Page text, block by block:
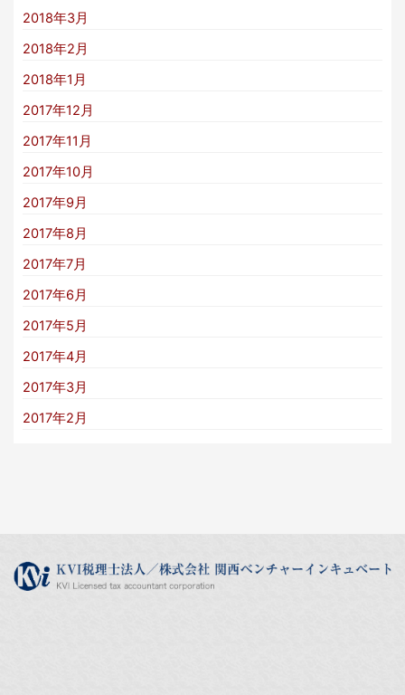
2018年3月
2018年2月
2018年1月
2017年12月
2017年11月
2017年10月
2017年9月
2017年8月
2017年7月
2017年6月
2017年5月
2017年4月
2017年3月
2017年2月